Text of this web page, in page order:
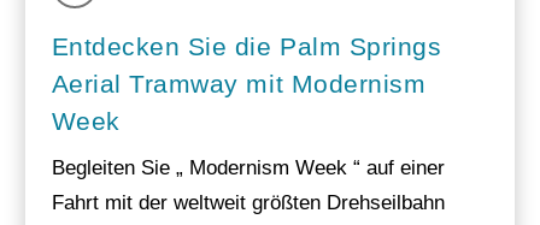
Entdecken Sie die Palm Springs
Aerial Tramway mit Modernism
Week
Begleiten Sie „ Modernism Week “ auf einer
Fahrt mit der weltweit größten Drehseilbahn